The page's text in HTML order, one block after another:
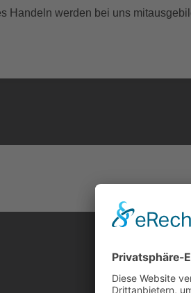
Handeln werden bei uns